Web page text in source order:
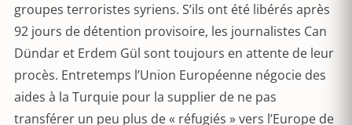
groupes terroristes syriens. S’ils ont été libérés après
92 jours de détention provisoire, les journalistes Can
Dündar et Erdem Gül sont toujours en attente de leur
procès. Entretemps l’Union Européenne négocie des
aides à la Turquie pour la supplier de ne pas
transférer un peu plus de « réfugiés » vers l’Europe de